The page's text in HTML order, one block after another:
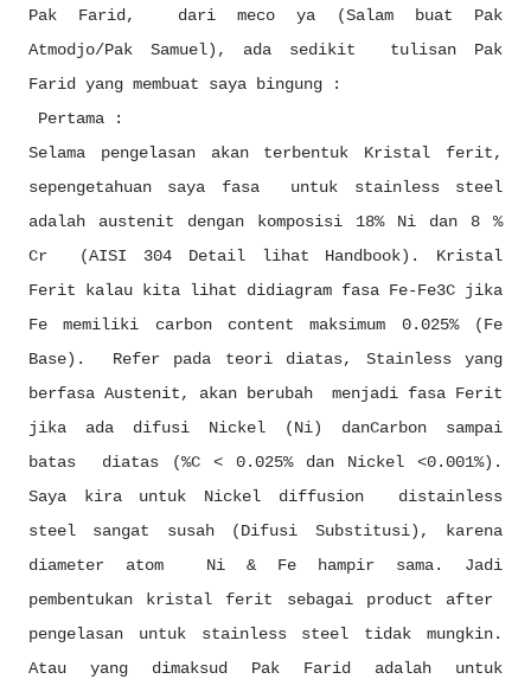
Pak Farid, dari meco ya (Salam buat Pak
Atmodjo/Pak Samuel), ada sedikit tulisan Pak
Farid yang membuat saya bingung :
Pertama :
Selama pengelasan akan terbentuk Kristal ferit,
sepengetahuan saya fasa untuk stainless steel
adalah austenit dengan komposisi 18% Ni dan 8 %
Cr (AISI 304 Detail lihat Handbook). Kristal
Ferit kalau kita lihat didiagram fasa Fe-Fe3C jika
Fe memiliki carbon content maksimum 0.025% (Fe
Base). Refer pada teori diatas, Stainless yang
berfasa Austenit, akan berubah menjadi fasa Ferit
jika ada difusi Nickel (Ni) danCarbon sampai
batas diatas (%C < 0.025% dan Nickel <0.001%).
Saya kira untuk Nickel diffusion distainless
steel sangat susah (Difusi Substitusi), karena
diameter atom Ni & Fe hampir sama. Jadi
pembentukan kristal ferit sebagai product after
pengelasan untuk stainless steel tidak mungkin.
Atau yang dimaksud Pak Farid adalah untuk